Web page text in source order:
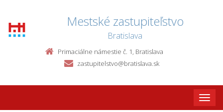
Mestské zastupiteľstvo
Bratislava
Primaciálne námestie č. 1, Bratislava
zastupitelstvo@bratislava.sk
Toggle